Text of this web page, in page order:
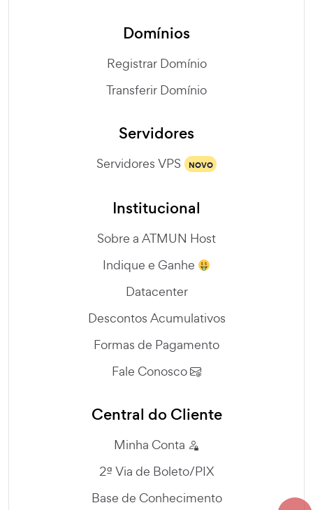
Domínios
Registrar Domínio
Transferir Domínio
Servidores
Servidores VPS NOVO
Institucional
Sobre a ATMUN Host
Indique e Ganhe
Datacenter
Descontos Acumulativos
Formas de Pagamento
Fale Conosco
Central do Cliente
Minha Conta
2ª Via de Boleto/PIX
Base de Conhecimento